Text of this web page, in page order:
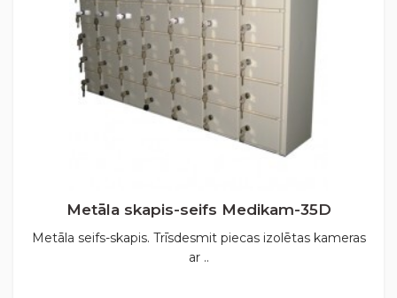
Metāla skapis-seifs Medikam-35D
Metāla seifs-skapis. Trīsdesmit piecas izolētas kameras
ar ..